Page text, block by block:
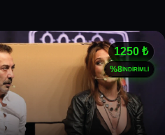
1250 ₺
%8İNDİRİMLİ